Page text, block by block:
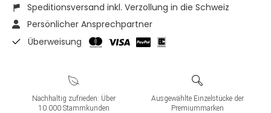
Speditionsversand inkl. Verzollung in die Schweiz
Persönlicher Ansprechpartner
Überweisung
Nachhaltig zufrieden: Über
10.000 Stammkunden
Ausgewählte Einzelstücke der
Premiummarken